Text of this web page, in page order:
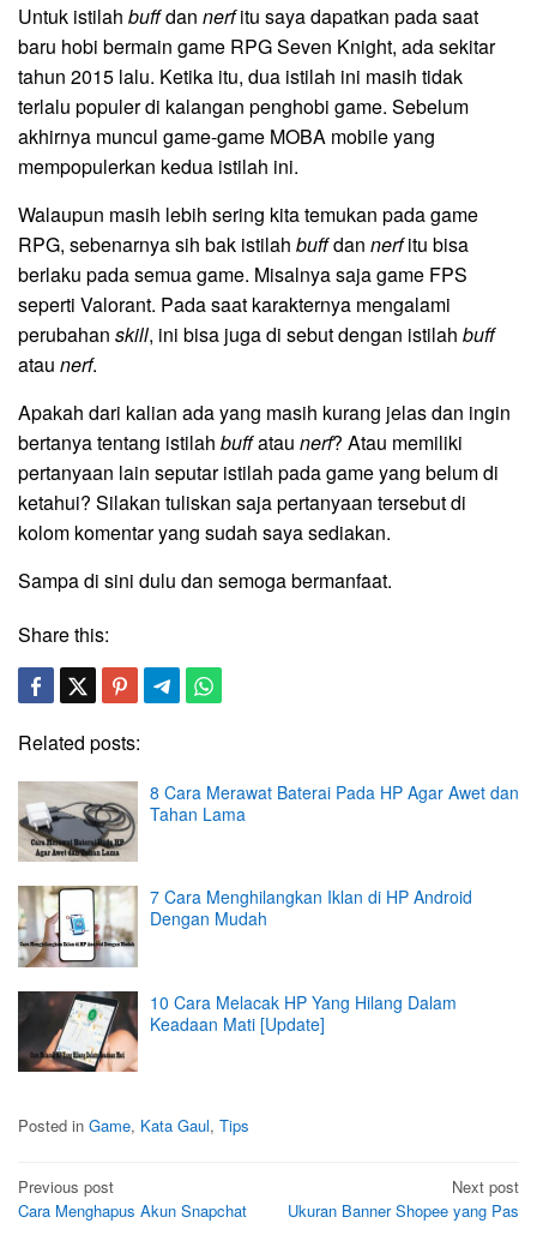
Untuk istilah buffdan nerfitu saya dapatkan pada saat
baru hobi bermain game RPG Seven Knight, ada sekitar
tahun 2015 lalu. Ketika itu, dua istilah ini masih tidak
terlalu populer di kalangan penghobi game. Sebelum
akhirnya muncul game-game MOBA mobile yang
mempopulerkan kedua istilah ini.
Walaupun masih lebih sering kita temukan pada game
RPG, sebenarnya sih bak istilah buffdan nerfitu bisa
berlaku pada semua game. Misalnya saja game FPS
seperti Valorant. Pada saat karakternya mengalami
perubahan skill, ini bisa juga di sebut dengan istilah buff
atau nerf.
Apakah dari kalian ada yang masih kurang jelas dan ingin
bertanya tentang istilah buffatau nerf? Atau memiliki
pertanyaan lain seputar istilah pada game yang belum di
ketahui? Silakan tuliskan saja pertanyaan tersebut di
kolom komentar yang sudah saya sediakan.
Sampa di sini dulu dan semoga bermanfaat.
Share this:
Related posts:
8 Cara Merawat Baterai Pada HP Agar Awet dan
Tahan Lama
7 Cara Menghilangkan Iklan di HP Android
Dengan Mudah
10 Cara Melacak HP Yang Hilang Dalam
Keadaan Mati [Update]
Posted in Game, Kata Gaul, Tips
Post
navigation
Previous post
Cara Menghapus Akun Snapchat
Next post
Ukuran Banner Shopee yang Pas